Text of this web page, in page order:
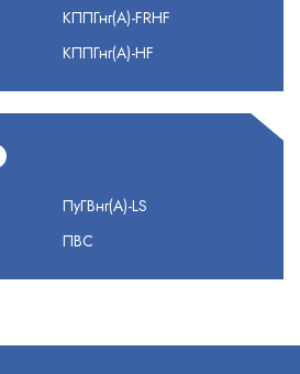
КППГнг(А)-FRHF
КППГнг(А)-HF
ПуГВнг(А)-LS
ПВС